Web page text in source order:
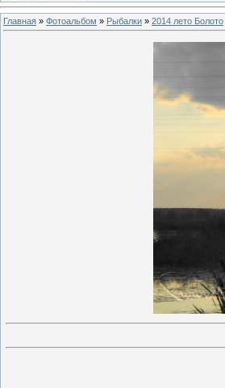
Главная » Фотоальбом » Рыбалки » 2014 лето Болото